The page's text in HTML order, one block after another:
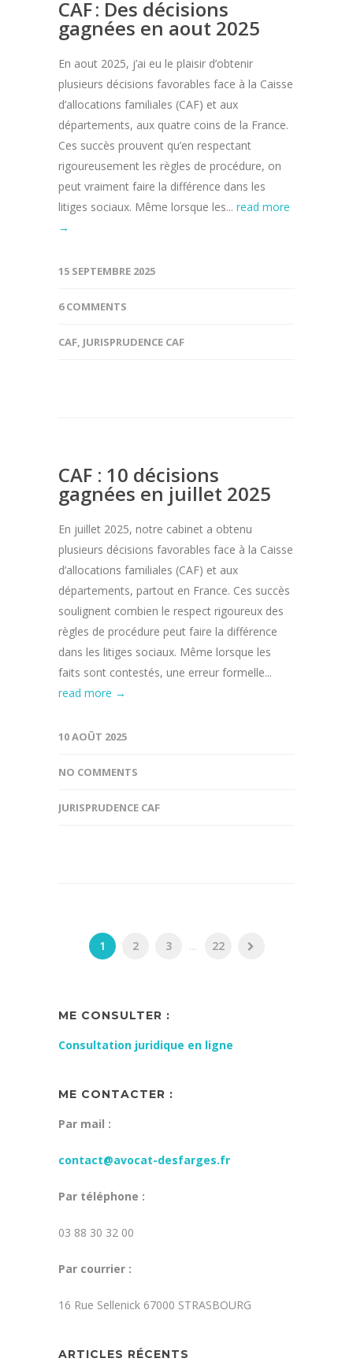
CAF : Des décisions
gagnées en aout 2025
En aout 2025, j’ai eu le plaisir d’obtenir
plusieurs décisions favorables face à la Caisse
d’allocations familiales (CAF) et aux
départements, aux quatre coins de la France.
Ces succès prouvent qu’en respectant
rigoureusement les règles de procédure, on
peut vraiment faire la différence dans les
litiges sociaux. Même lorsque les... read more
→
15 SEPTEMBRE 2025
6 COMMENTS
CAF, JURISPRUDENCE CAF
CAF : 10 décisions
gagnées en juillet 2025
En juillet 2025, notre cabinet a obtenu
plusieurs décisions favorables face à la Caisse
d’allocations familiales (CAF) et aux
départements, partout en France. Ces succès
soulignent combien le respect rigoureux des
règles de procédure peut faire la différence
dans les litiges sociaux. Même lorsque les
faits sont contestés, une erreur formelle...
read more →
10 AOÛT 2025
NO COMMENTS
JURISPRUDENCE CAF
1 2 3 ... 22
ME CONSULTER :
Consultation juridique en ligne
ME CONTACTER :
Par mail :
contact@avocat-desfarges.fr
Par téléphone :
03 88 30 32 00
Par courrier :
16 Rue Sellenick 67000 STRASBOURG
ARTICLES RÉCENTS